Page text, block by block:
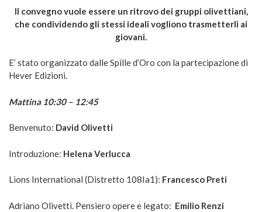
Il convegno vuole essere un ritrovo dei gruppi olivettiani,
che condividendo gli stessi ideali vogliono trasmetterli ai
giovani.
E’ stato organizzato dalle Spille d’Oro con la partecipazione di
Hever Edizioni.
Mattina 10:30 – 12:45
Benvenuto: David Olivetti
Introduzione: Helena Verlucca
Lions International (Distretto 108Ia1): Francesco Preti
Adriano Olivetti. Pensiero opere e legato: Emilio Renzi